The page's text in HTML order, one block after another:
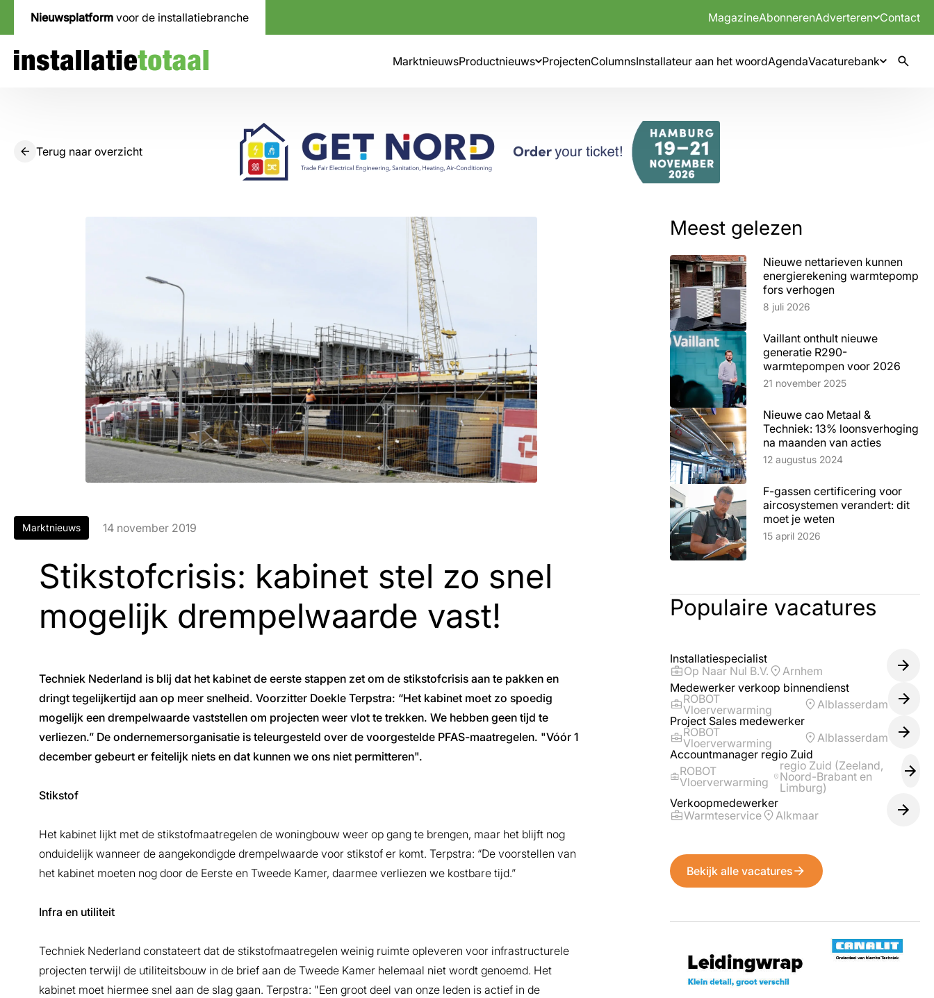
Nieuwsplatform voor de installatiebranche MagazineAbonnerenAdverteren Contact
MarktnieuwsProductnieuws ProjectenColumnsInstallateur aan het woordAgendaVacaturebank
Terug naar overzicht
Marktnieuws 14 november 2019
Stikstofcrisis: kabinet stel zo snel
mogelijk drempelwaarde vast!
Techniek Nederland is blij dat het kabinet de eerste stappen zet om de stikstofcrisis aan te pakken en
dringt tegelijkertijd aan op meer snelheid. Voorzitter Doekle Terpstra: “Het kabinet moet zo spoedig
mogelijk een drempelwaarde vaststellen om projecten weer vlot te trekken. We hebben geen tijd te
verliezen.” De ondernemersorganisatie is teleurgesteld over de voorgestelde PFAS-maatregelen. "Vóór 1
december gebeurt er feitelijk niets en dat kunnen we ons niet permitteren".
Stikstof
Het kabinet lijkt met de stikstofmaatregelen de woningbouw weer op gang te brengen, maar het blijft nog
onduidelijk wanneer de aangekondigde drempelwaarde voor stikstof er komt. Terpstra: “De voorstellen van
het kabinet moeten nog door de Eerste en Tweede Kamer, daarmee verliezen we kostbare tijd.”
Infra en utiliteit
Techniek Nederland constateert dat de stikstofmaatregelen weinig ruimte opleveren voor infrastructurele
projecten terwijl de utiliteitsbouw in de brief aan de Tweede Kamer helemaal niet wordt genoemd. Het
kabinet moet hiermee snel aan de slag gaan. Terpstra: "Een groot deel van onze leden is actief in de
Meest gelezen
Nieuwe nettarieven kunnen
energierekening warmtepomp
fors verhogen
Lees artikel
8 juli 2026
Vaillant onthult nieuwe
generatie R290-
warmtepompen voor 2026
Lees artikel
21 november 2025
Nieuwe cao Metaal &
Techniek: 13% loonsverhoging
na maanden van acties
Lees artikel
12 augustus 2024
F-gassen certificering voor
aircosystemen verandert: dit
moet je weten
Lees artikel
15 april 2026
Populaire vacatures
Installatiespecialist
Op Naar Nul B.V.
Arnhem
Medewerker verkoop binnendienst
ROBOT
Vloerverwarming
Alblasserdam
Project Sales medewerker
ROBOT
Vloerverwarming
Alblasserdam
Accountmanager regio Zuid
ROBOT
Vloerverwarming
regio Zuid (Zeeland,
Noord-Brabant en
Limburg)
Verkoopmedewerker
Warmteservice
Alkmaar
Bekijk alle vacatures